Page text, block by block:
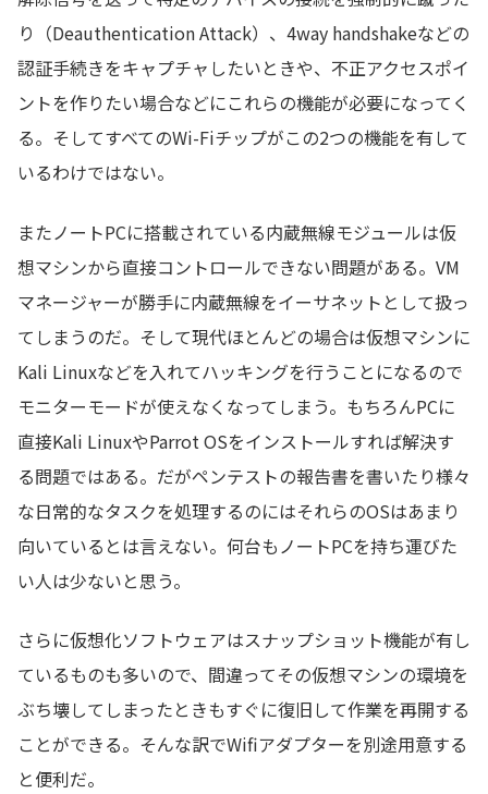
り（Deauthentication Attack）、4way handshakeなどの
認証手続きをキャプチャしたいときや、不正アクセスポイ
ントを作りたい場合などにこれらの機能が必要になってく
る。そしてすべてのWi-Fiチップがこの2つの機能を有して
いるわけではない。
またノートPCに搭載されている内蔵無線モジュールは仮
想マシンから直接コントロールできない問題がある。VM
マネージャーが勝手に内蔵無線をイーサネットとして扱っ
てしまうのだ。そして現代ほとんどの場合は仮想マシンに
Kali Linuxなどを入れてハッキングを行うことになるので
モニターモードが使えなくなってしまう。もちろんPCに
直接Kali LinuxやParrot OSをインストールすれば解決す
る問題ではある。だがペンテストの報告書を書いたり様々
な日常的なタスクを処理するのにはそれらのOSはあまり
向いているとは言えない。何台もノートPCを持ち運びた
い人は少ないと思う。
さらに仮想化ソフトウェアはスナップショット機能が有し
ているものも多いので、間違ってその仮想マシンの環境を
ぶち壊してしまったときもすぐに復旧して作業を再開する
ことができる。そんな訳でWifiアダプターを別途用意する
と便利だ。